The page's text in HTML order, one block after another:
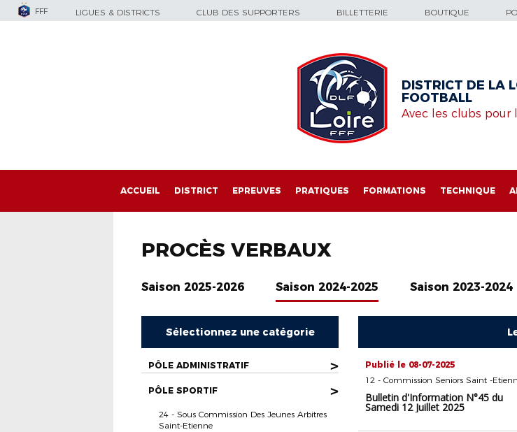
FFF LIGUES & DISTRICTS CLUB DES SUPPORTERS BILLETTERIE BOUTIQUE
DISTRICT DE LA
FOOTBALL
Avec les clubs pour
ACCUEIL DISTRICT EPREUVES PRATIQUES FORMATIONS TECHNIQUE
PROCÈS VERBAUX
Saison 2025-2026 Saison 2024-2025 Saison 2023-2024
Sélectionnez une catégorie
PÔLE ADMINISTRATIF >
PÔLE SPORTIF >
24 - Sous Commission Des Jeunes Arbitres
Saint-Etienne
Publié le 08-07-2025
12 - Commission Seniors Saint -
Bulletin d'Information N°45 du
Samedi 12 Juillet 2025